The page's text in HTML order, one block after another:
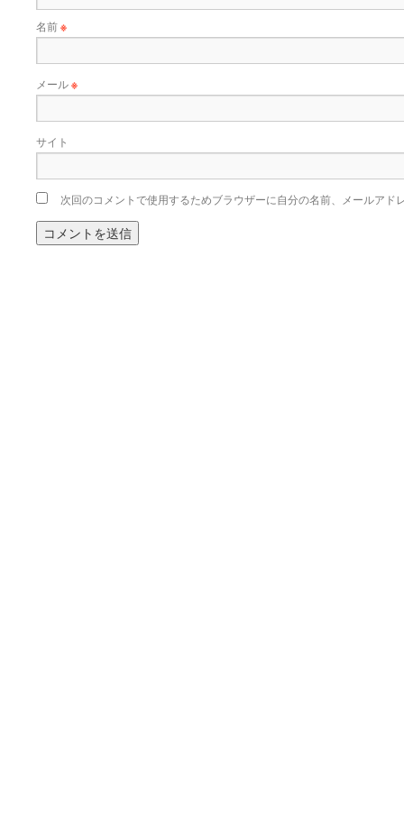
名前※
メール※
サイト
次回のコメントで使用するためブラウザーに自分の名前、メールアド